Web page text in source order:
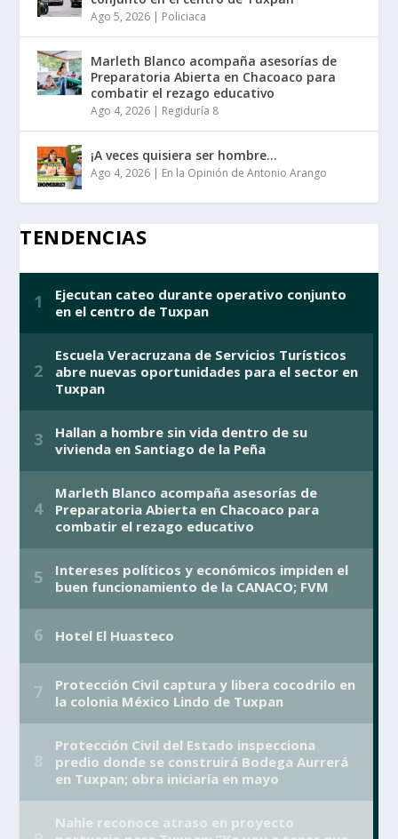
Ago 5, 2026 | Policiaca
Marleth Blanco acompaña asesorías de
Preparatoria Abierta en Chacoaco para
combatir el rezago educativo
Ago 4, 2026 | Regiduría 8
¡A veces quisiera ser hombre…
Ago 4, 2026 | En la Opinión de Antonio Arango
TENDENCIAS